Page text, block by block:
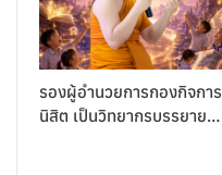
รองผู้อำนวยการกองกิจการ
นิสิต เป็นวิทยากรบรรยาย…